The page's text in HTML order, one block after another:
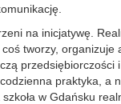
na inicjatywę.
tworzy, organizuje
przedsiębiorczości
codzienna praktyka, a
w Gdańsku